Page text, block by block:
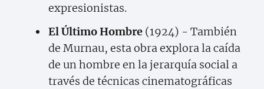
expresionistas.
El Último Hombre (1924) - También
de Murnau, esta obra explora la caída
de un hombre en la jerarquía social a
través de técnicas cinematográficas